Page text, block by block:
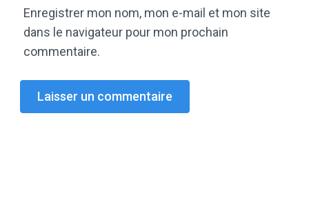
Enregistrer mon nom, mon e-mail et mon site
dans le navigateur pour mon prochain
commentaire.